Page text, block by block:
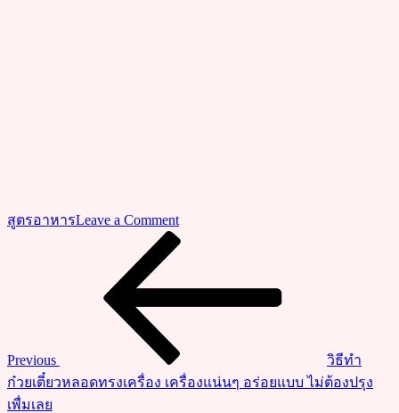
สูตรอาหารLeave a Commenton
สูตร
ปีก
เป็ด
Previous
วิธีทำ
ก๋วยเตี๋ยวหลอดทรงเครื่อง เครื่องแน่นๆ อร่อยแบบ ไม่ต้องปรุง
เพื่มเลย